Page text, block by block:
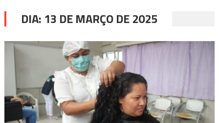
DIA: 13 DE MARÇO DE 2025